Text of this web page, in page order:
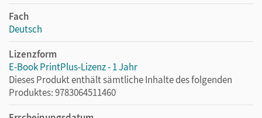
Fach
Deutsch
Lizenzform
E-Book PrintPlus-Lizenz - 1 Jahr
Dieses Produkt enthält sämtliche Inhalte des folgenden
Produktes: 9783064511460